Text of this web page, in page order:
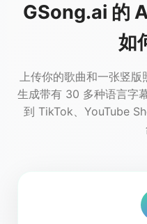
GSong.ai 的
如
上传你的歌曲和一张竖
生成带有 30 多种语言字
到 TikTok、YouTube